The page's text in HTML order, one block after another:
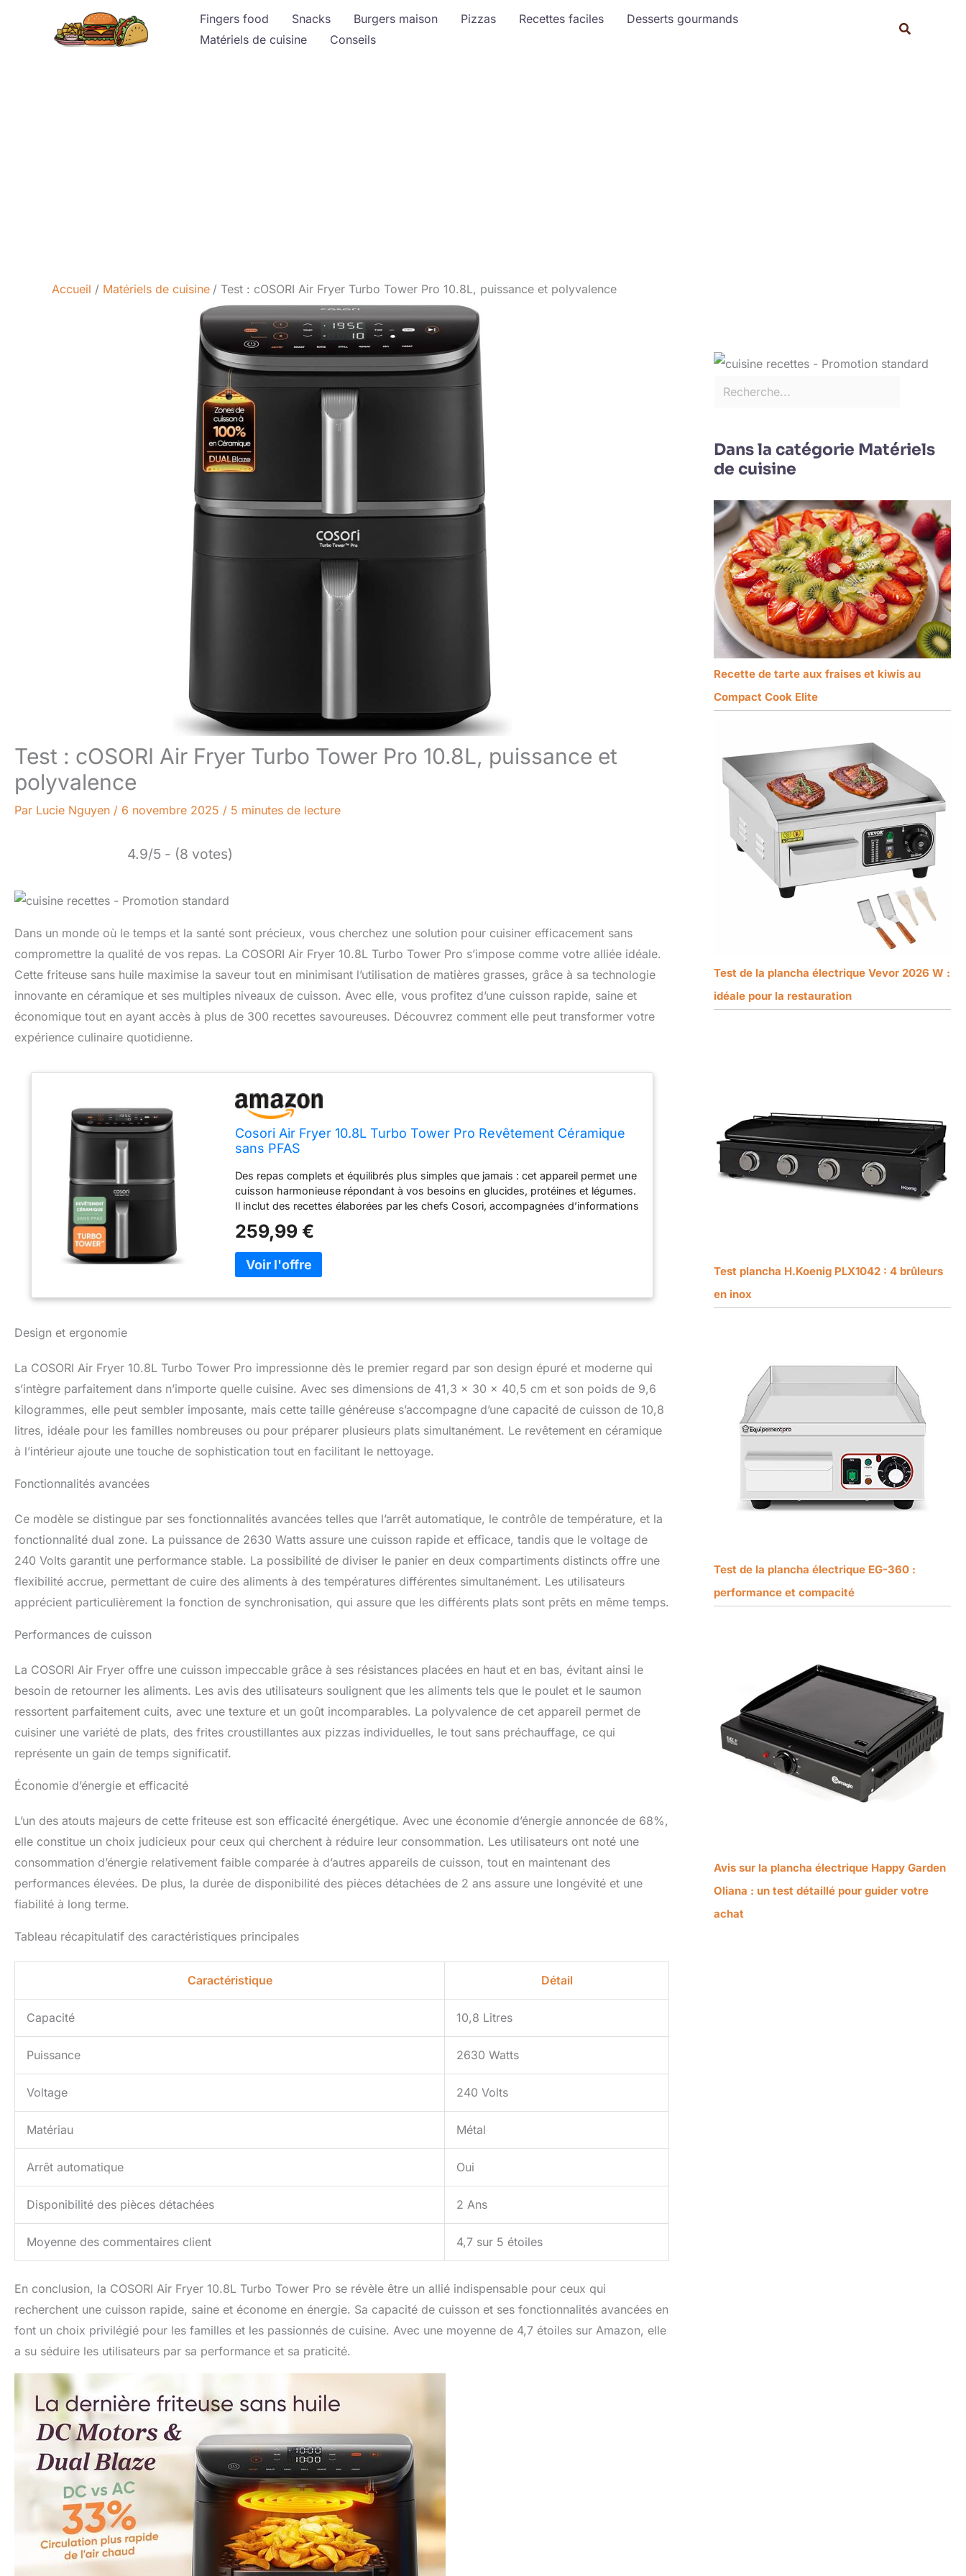
Fingers food Snacks Burgers maison Pizzas Recettes faciles
Desserts gourmands
Matériels de cuisine
Conseils
Accueil Matériels de cuisine Test : cOSORI Air Fryer Turbo Tower Pro 10.8L, puissance et polyvalence
Test : cOSORI Air Fryer Turbo Tower Pro 10.8L, puissance et
polyvalence
Par Lucie Nguyen / 6 novembre 2025 / 5 minutes de lecture
4.9/5 - (8 votes)
Dans un monde où le temps et la santé sont précieux, vous cherchez une solution pour cuisiner efficacement sans
compromettre la qualité de vos repas. La COSORI Air Fryer 10.8L Turbo Tower Pro s’impose comme votre alliée idéale.
Cette friteuse sans huile maximise la saveur tout en minimisant l’utilisation de matières grasses, grâce à sa technologie
innovante en céramique et ses multiples niveaux de cuisson. Avec elle, vous profitez d’une cuisson rapide, saine et
économique tout en ayant accès à plus de 300 recettes savoureuses. Découvrez comment elle peut transformer votre
expérience culinaire quotidienne.
Cosori Air Fryer 10.8L Turbo Tower Pro Revêtement Céramique
sans PFAS
Des repas complets et équilibrés plus simples que jamais : cet appareil permet une
cuisson harmonieuse répondant à vos besoins en glucides, protéines et légumes.
Il inclut des recettes élaborées par les chefs Cosori, accompagnées d’informations
équilibrés. Cuisson homogène grâce à la double cuisson: le panier inférieur est
équipé de deux éléments chauffants pour assurer (garantir) une répartition
uniforme de la chaleur pour une texture parfaite et des saveurs maîtrisées à (pour)
chaque bouchée. Une cuisson sur mesure pour chaque plat : dotée d’une
technologie de moteur à courant continu innovante avec 5 vitesses de ventilation
contact avec les aliments : garantissent une expérience de cuisson de qualité, tout
en facilitant le nettoyage grâce à leur compatibilité avec les laves-vaisselle. Gagnez
panier inférieur de 6,5 L, offre une capacité totale de 10,8 L tout en occupant
moins d’espace qu’un modèle à paniers côte à côte afin de libérer (d'optimiser) de
la place sur votre plan de travail.
259,99 €
Design et ergonomie
La COSORI Air Fryer 10.8L Turbo Tower Pro impressionne dès le premier regard par son design épuré et moderne qui
s’intègre parfaitement dans n’importe quelle cuisine. Avec ses dimensions de 41,3 x 30 x 40,5 cm et son poids de 9,6
kilogrammes, elle peut sembler imposante, mais cette taille généreuse s’accompagne d’une capacité de cuisson de 10,8
litres, idéale pour les familles nombreuses ou pour préparer plusieurs plats simultanément. Le revêtement en céramique
à l’intérieur ajoute une touche de sophistication tout en facilitant le nettoyage.
Fonctionnalités avancées
Ce modèle se distingue par ses fonctionnalités avancées telles que l’arrêt automatique, le contrôle de température, et la
fonctionnalité dual zone. La puissance de 2630 Watts assure une cuisson rapide et efficace, tandis que le voltage de
240 Volts garantit une performance stable. La possibilité de diviser le panier en deux compartiments distincts offre une
flexibilité accrue, permettant de cuire des aliments à des températures différentes simultanément. Les utilisateurs
apprécient particulièrement la fonction de synchronisation, qui assure que les différents plats sont prêts en même temps.
Performances de cuisson
La COSORI Air Fryer offre une cuisson impeccable grâce à ses résistances placées en haut et en bas, évitant ainsi le
besoin de retourner les aliments. Les avis des utilisateurs soulignent que les aliments tels que le poulet et le saumon
ressortent parfaitement cuits, avec une texture et un goût incomparables. La polyvalence de cet appareil permet de
cuisiner une variété de plats, des frites croustillantes aux pizzas individuelles, le tout sans préchauffage, ce qui
représente un gain de temps significatif.
Économie d’énergie et efficacité
L’un des atouts majeurs de cette friteuse est son efficacité énergétique. Avec une économie d’énergie annoncée de 68%,
elle constitue un choix judicieux pour ceux qui cherchent à réduire leur consommation. Les utilisateurs ont noté une
consommation d’énergie relativement faible comparée à d’autres appareils de cuisson, tout en maintenant des
performances élevées. De plus, la durée de disponibilité des pièces détachées de 2 ans assure une longévité et une
fiabilité à long terme.
Tableau récapitulatif des caractéristiques principales
Caractéristique Détail
Capacité 10,8 Litres
Puissance 2630 Watts
Voltage 240 Volts
Matériau Métal
Arrêt automatique Oui
Disponibilité des pièces détachées 2 Ans
Moyenne des commentaires client 4,7 sur 5 étoiles
En conclusion, la COSORI Air Fryer 10.8L Turbo Tower Pro se révèle être un allié indispensable pour ceux qui
recherchent une cuisson rapide, saine et économe en énergie. Sa capacité de cuisson et ses fonctionnalités avancées en
font un choix privilégié pour les familles et les passionnés de cuisine. Avec une moyenne de 4,7 étoiles sur Amazon, elle
a su séduire les utilisateurs par sa performance et sa praticité.
Rechercher
Dans la catégorie Matériels
de cuisine
Recette de tarte aux fraises et kiwis au
Compact Cook Elite
Test de la plancha électrique Vevor 2026 W :
idéale pour la restauration
Test plancha H.Koenig PLX1042 : 4 brûleurs
en inox
Test de la plancha électrique EG-360 :
performance et compacité
Avis sur la plancha électrique Happy Garden
Oliana : un test détaillé pour guider votre
achat